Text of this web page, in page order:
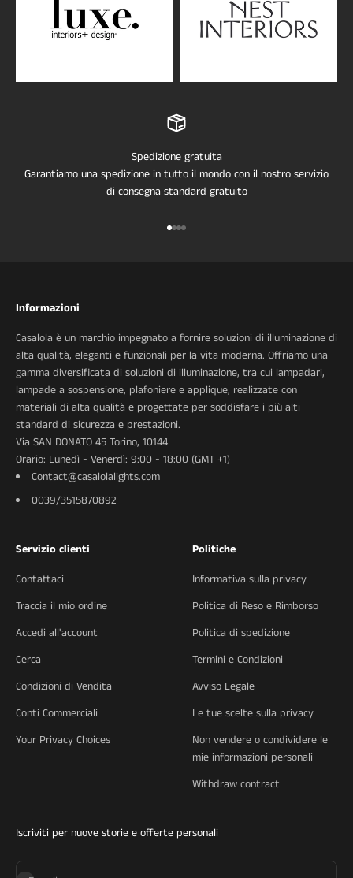
Spedizione gratuita
Garantiamo una spedizione in tutto il mondo con il nostro servizio
di consegna standard gratuito
Vai all'articolo 1
Vai all'articolo 2
Vai all'articolo 3
Vai all'articolo 4
Informazioni
Casalola è un marchio impegnato a fornire soluzioni di illuminazione di
alta qualità, eleganti e funzionali per la vita moderna. Offriamo una
gamma diversificata di soluzioni di illuminazione, tra cui lampadari,
lampade a sospensione, plafoniere e applique, realizzate con
materiali di alta qualità e progettate per soddisfare i più alti
standard di sicurezza e prestazioni.
Via SAN DONATO 45 Torino, 10144
Orario: Lunedì - Venerdì: 9:00 - 18:00 (GMT +1)
Contact@casalolalights.com
0039/3515870892
Servizio clienti
Contattaci
Traccia il mio ordine
Accedi all'account
Cerca
Condizioni di Vendita
Conti Commerciali
Your Privacy Choices
Politiche
Informativa sulla privacy
Politica di Reso e Rimborso
Politica di spedizione
Termini e Condizioni
Avviso Legale
Le tue scelte sulla privacy
Non vendere o condividere le
mie informazioni personali
Withdraw contract
Iscriviti per nuove storie e offerte personali